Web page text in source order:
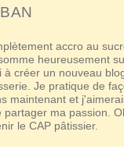
accro au
heureusement
à créer un nouveau
Je pratique de
maintenant et
partager ma passion.
le CAP pâtissier.